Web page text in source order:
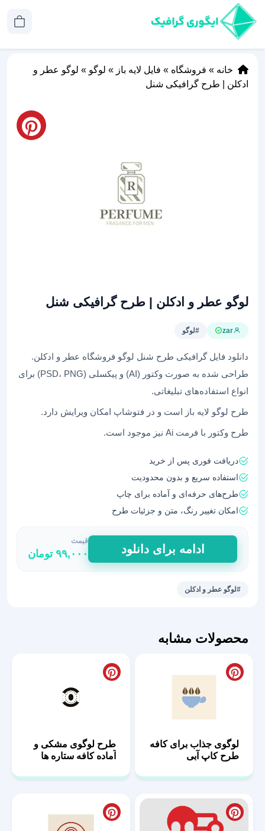
خانه » فروشگاه » فایل لایه باز » لوگو » لوگو عطر و
ادکلن | طرح گرافیکی شنل
لوگو عطر و ادکلن | طرح گرافیکی شنل
zar #لوگو
دانلود فایل گرافیکی طرح شنل لوگو فروشگاه عطر و ادکلن.
طراحی شده به صورت وکتور (AI) و پیکسلی (PSD، PNG) برای
انواع استفاده‌های تبلیغاتی.
طرح لوگو لایه باز است و در فتوشاپ امکان ویرایش دارد.
طرح وکتور با فرمت Ai نیز موجود است.
دریافت فوری پس از خرید
استفاده سریع و بدون محدودیت
طرح‌های حرفه‌ای و آماده برای چاپ
امکان تغییر رنگ، متن و جزئیات طرح
لوگو
عطر
و
ادکلن
شنل
ادامه برای دانلود
قیمت
۹۹,۰۰۰ تومان
#لوگو عطر و ادکلن
محصولات مشابه
لوگوی جذاب برای کافه
طرح کاپ آبی
طرح لوگوی مشکی و
آماده کافه ستاره ها